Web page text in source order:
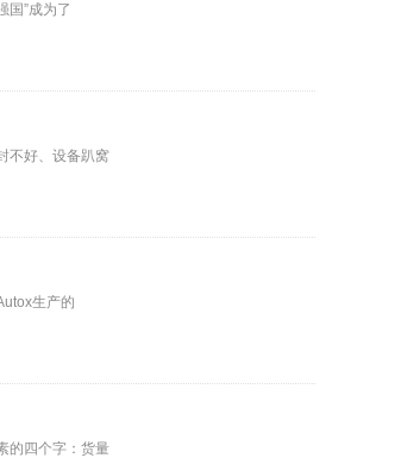
国”成为了
不好、设备趴窝
生产的
的四个字：货量